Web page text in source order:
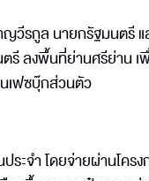
วีรกูล นายกรัฐมนตรี
รี ลงพื้นที่ย่านศรีย่าน เ
เฟซบุ๊กส่วนตัว
ระจำ โดยจ่ายผ่านโค